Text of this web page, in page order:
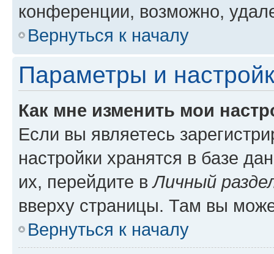
конференции, возможно,
Вернуться к началу
Параметры и
Как мне изменить мои
Если вы являетесь
настройки хранятся в базе
их, перейдите вЛичный
вверху страницы. Там вы
Вернуться к началу